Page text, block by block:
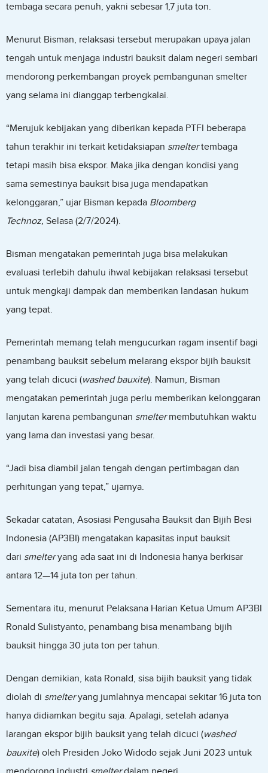
tembaga secara penuh, yakni sebesar 1,7 juta ton.
Menurut Bisman, relaksasi tersebut merupakan upaya jalan
tengah untuk menjaga industri bauksit dalam negeri sembari
mendorong perkembangan proyek pembangunan smelter
yang selama ini dianggap terbengkalai.
“Merujuk kebijakan yang diberikan kepada PTFI beberapa
tahun terakhir ini terkait ketidaksiapan smeltertembaga
tetapi masih bisa ekspor. Maka jika dengan kondisi yang
sama semestinya bauksit bisa juga mendapatkan
kelonggaran,” ujar Bisman kepada Bloomberg
Technoz, Selasa (2/7/2024).
Bisman mengatakan pemerintah juga bisa melakukan
evaluasi terlebih dahulu ihwal kebijakan relaksasi tersebut
untuk mengkaji dampak dan memberikan landasan hukum
yang tepat.
Pemerintah memang telah mengucurkan ragam insentif bagi
penambang bauksit sebelum melarang ekspor bijih bauksit
yang telah dicuci (washed bauxite). Namun, Bisman
mengatakan pemerintah juga perlu memberikan kelonggaran
lanjutan karena pembangunan smeltermembutuhkan waktu
yang lama dan investasi yang besar.
“Jadi bisa diambil jalan tengah dengan pertimbagan dan
perhitungan yang tepat,” ujarnya.
Sekadar catatan, Asosiasi Pengusaha Bauksit dan Bijih Besi
Indonesia (AP3BI) mengatakan kapasitas input bauksit
dari smelteryang ada saat ini di Indonesia hanya berkisar
antara 12—14 juta ton per tahun.
Sementara itu, menurut Pelaksana Harian Ketua Umum AP3BI
Ronald Sulistyanto, penambang bisa menambang bijih
bauksit hingga 30 juta ton per tahun.
Dengan demikian, kata Ronald, sisa bijih bauksit yang tidak
diolah di smelteryang jumlahnya mencapai sekitar 16 juta ton
hanya didiamkan begitu saja. Apalagi, setelah adanya
larangan ekspor bijih bauksit yang telah dicuci (washed
bauxite) oleh Presiden Joko Widodo sejak Juni 2023 untuk